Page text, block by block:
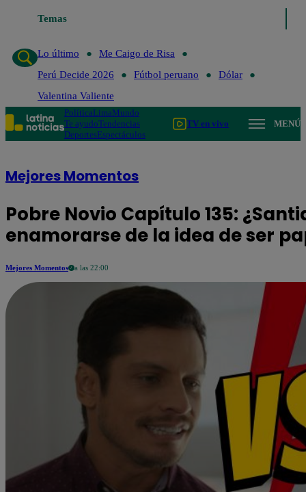
Temas
Lo último
Me Caigo de Risa
Perú Decide 2026
Fútbol peruano
Dólar
Valentina Valiente
PolíticaLimaMundo
Te ayudoTendencias
DeportesEspectáculos
TV en vivo MENÚ
Mejores Momentos
Pobre Novio Capítulo 135:
enamorarse de la idea de ser
Mejores Momentos a las 22:00